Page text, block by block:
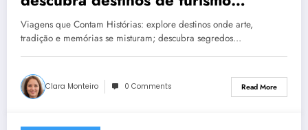
cultural que revelam arte, tradição e
memórias
Viagens que Contam Histórias: explore destinos onde arte,
tradição e memórias se misturam; descubra segredos…
Clara Monteiro 0 Comments Read More